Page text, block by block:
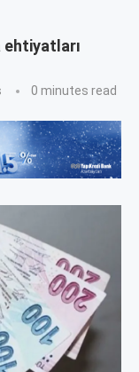
ehtiyatları
0 minutes read